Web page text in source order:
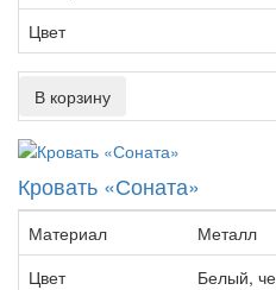
Цвет
В корзину
Кровать «Соната»
Материал
Металл
Цвет
Белый,